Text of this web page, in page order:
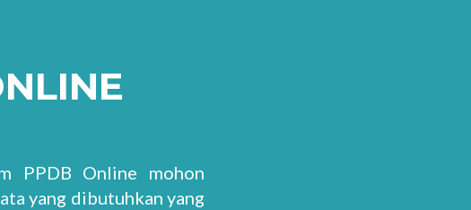
PPDB Online mohon
yang dibutuhkan yang